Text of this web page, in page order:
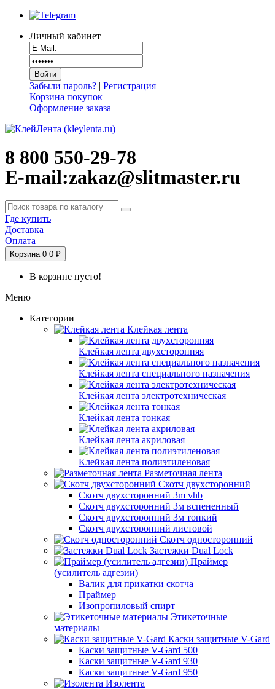
Личный кабинет
Забыли пароль? | Регистрация
Корзина покупок
Оформление заказа
8 800 550-29-78
E-mail:zakaz@slitmaster.ru
Где купить
Доставка
Оплата
Корзина 0 0 ₽
В корзине пусто!
Меню
Категории
Клейкая лента
Клейкая лента двухсторонняя
Клейкая лента специального назначения
Клейкая лента электротехническая
Клейкая лента тонкая
Клейкая лента акриловая
Клейкая лента полиэтиленовая
Разметочная лента
Скотч двухсторонний
Скотч двухсторонний 3m vhb
Скотч двухсторонний 3м вспененный
Скотч двухсторонний 3м тонкий
Скотч двухсторонний листовой
Скотч односторонний
Застежки Dual Lock
Праймер
(усилитель адгезии)
Валик для прикатки скотча
Праймер
Изопропиловый спирт
Этикеточные
материалы
Каски защитные V-Gard
Каски защитные V-Gard 500
Каски защитные V-Gard 930
Каски защитные V-Gard 950
Изолента